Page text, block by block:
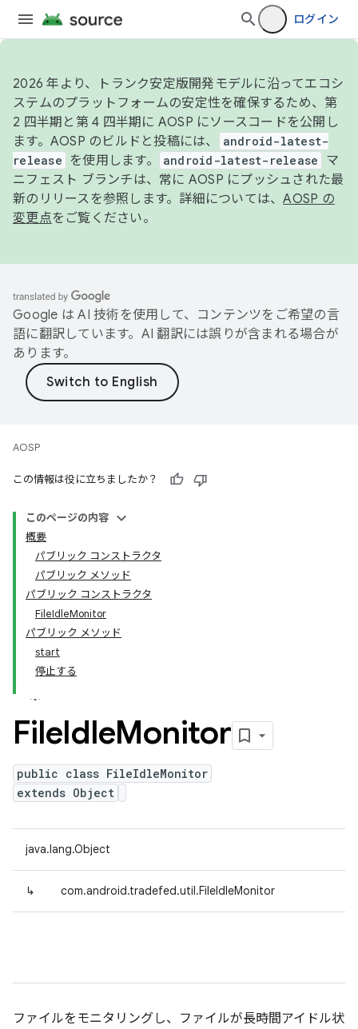
ログイン
2026 年より、トランク安定版開発モデルに沿ってエコシ
ステムのプラットフォームの安定性を確保するため、第
2 四半期と第 4 四半期に AOSP にソースコードを公開し
ます。AOSP のビルドと投稿には、
android-latest-
release
を使用します。 android-latest-release
マ
ニフェスト ブランチは、常に AOSP にプッシュされた最
新のリリースを参照します。詳細については、AOSP の
変更点をご覧ください。
Google は AI 技術を使用して、コンテンツをご希望の言
語に翻訳しています。AI 翻訳には誤りが含まれる場合が
あります。
AOSP
この情報は役に立ちましたか？
このページの内容
概要
パブリック コンストラクタ
パブリック メソッド
パブリック コンストラクタ
FileIdleMonitor
パブリック メソッド
start
停止する
FileIdleMonitor
public class FileIdleMonitor
extends Object
java.lang.Object
↳ com.android.tradefed.util.FileIdleMonitor
ファイルをモニタリングし、ファイルが長時間アイドル状